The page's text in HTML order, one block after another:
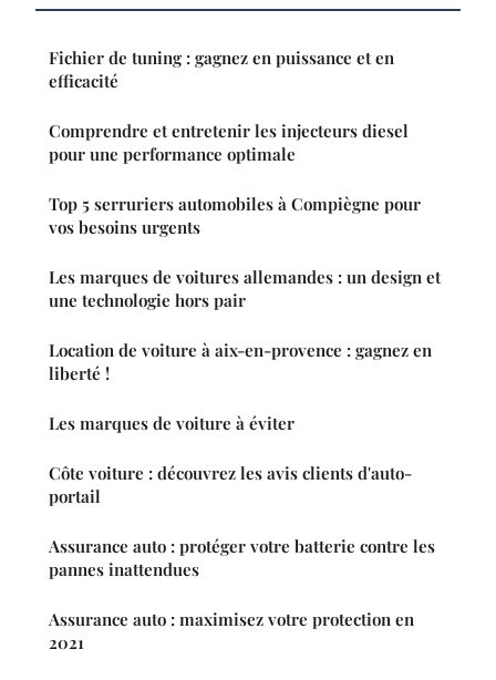
Fichier de tuning : gagnez en puissance et en
efficacité
Comprendre et entretenir les injecteurs diesel
pour une performance optimale
Top 5 serruriers automobiles à Compiègne pour
vos besoins urgents
Les marques de voitures allemandes : un design et
une technologie hors pair
Location de voiture à aix-en-provence : gagnez en
liberté !
Les marques de voiture à éviter
Côte voiture : découvrez les avis clients d'auto-
portail
Assurance auto : protéger votre batterie contre les
pannes inattendues
Assurance auto : maximisez votre protection en
2021